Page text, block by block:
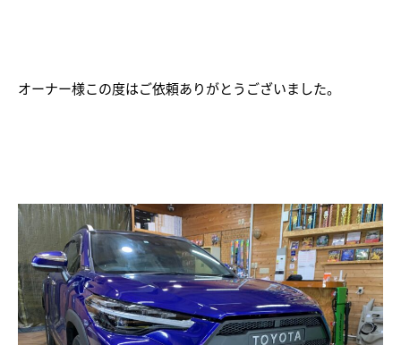
オーナー様この度はご依頼ありがとうございました。